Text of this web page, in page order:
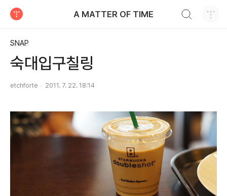
A MATTER OF TIME
SNAP
숙대입구칠링
etchforte 2011. 7. 22. 18:14